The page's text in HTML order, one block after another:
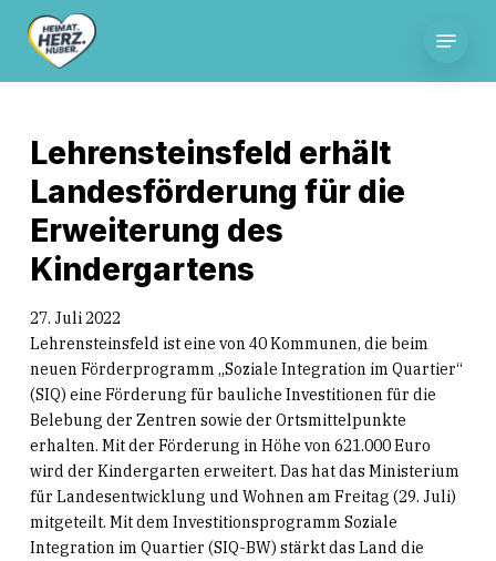
content
Lehrensteinsfeld erhält
Landesförderung für die
Erweiterung des
Kindergartens
27. Juli 2022
Lehrensteinsfeld ist eine von 40 Kommunen, die beim
neuen Förderprogramm „Soziale Integration im Quartier“
(SIQ) eine Förderung für bauliche Investitionen für die
Belebung der Zentren sowie der Ortsmittelpunkte
erhalten. Mit der Förderung in Höhe von 621.000 Euro
wird der Kindergarten erweitert. Das hat das Ministerium
für Landesentwicklung und Wohnen am Freitag (29. Juli)
mitgeteilt. Mit dem Investitionsprogramm Soziale
Integration im Quartier (SIQ-BW) stärkt das Land die